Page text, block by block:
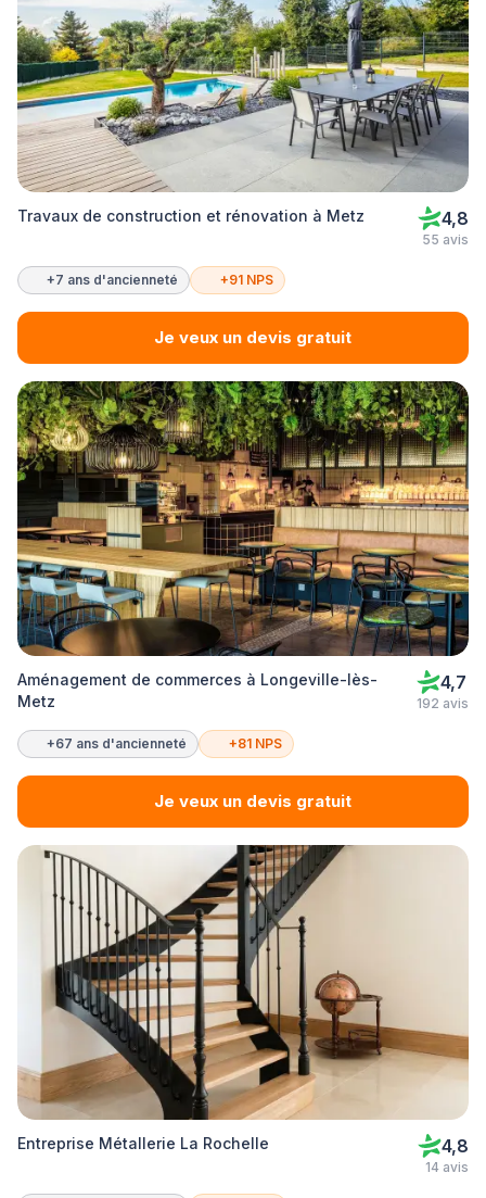
Travaux de construction et rénovation à Metz 4,8
55 avis
+7 ans d'ancienneté +91 NPS
Je veux un devis gratuit
Aménagement de commerces à Longeville-lès-
Metz
4,7
192 avis
+67 ans d'ancienneté +81 NPS
Je veux un devis gratuit
Entreprise Métallerie La Rochelle 4,8
14 avis